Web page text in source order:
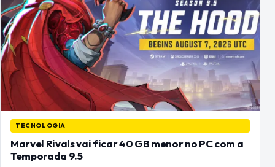
TECNOLOGIA
Marvel Rivals vai ficar 40 GB menor no PC com a
Temporada 9.5